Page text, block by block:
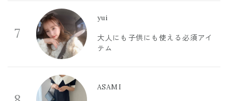
7
yui
大人にも子供にも使える必須アイ
テム
ASAMI